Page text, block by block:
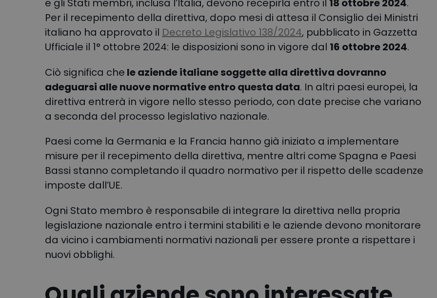
e gli Stati membri, inclusa l’Italia, devono recepirla entro il 18 ottobre 2024.
Per il recepimento della direttiva, dopo mesi di attesa il Consiglio dei Ministri
italiano ha approvato il Decreto Legislativo 138/2024, pubblicato in Gazzetta
Ufficiale il 1° ottobre 2024: le disposizioni sono in vigore dal 16 ottobre 2024.
Ciò significa che le aziende italiane soggette alla direttiva dovranno
adeguarsi alle nuove normative entro questa data. In altri paesi europei, la
direttiva entrerà in vigore nello stesso periodo, con date precise che variano
a seconda del processo legislativo nazionale.
Paesi come la Germania e la Francia hanno già iniziato a implementare
misure per il recepimento della direttiva, mentre altri come Spagna e Paesi
Bassi stanno completando il quadro normativo per il rispetto delle scadenze
imposte dall’UE.
Ogni Stato membro è responsabile di integrare la direttiva nella propria
legislazione nazionale entro i termini stabiliti e le aziende devono monitorare
da vicino i cambiamenti normativi nazionali per essere pronte a rispettare i
nuovi obblighi.